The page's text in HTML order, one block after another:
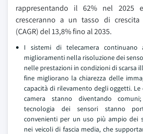
rappresentando il 62% nel 2025
cresceranno a un tasso di crescita
(CAGR) del 13,8% fino al 2035.
I sistemi di telecamera
miglioramenti nella risoluzione dei
nelle prestazioni in condizioni di scarsa
fine migliorano la chiarezza delle
capacità di rilevamento degli oggetti.
camera stanno diventando
tecnologia dei sensori stanno
convenienti per un uso più ampio dei
nei veicoli di fascia media, che